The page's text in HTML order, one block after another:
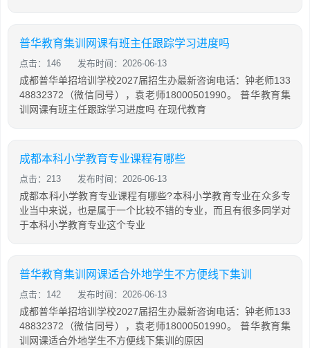
普华教育集训网课有班主任跟踪学习进度吗
点击：146 发布时间：2026-06-13
成都普华单招培训学校2027届招生办最新咨询电话：钟老师133
48832372（微信同号），袁老师18000501990。 普华教育集
训网课有班主任跟踪学习进度吗 在现代教育
成都本科小学教育专业课程有哪些
点击：213 发布时间：2026-06-13
成都本科小学教育专业课程有哪些?本科小学教育专业在众多专
业当中来说，也是属于一个比较不错的专业，而且有很多同学对
于本科小学教育专业这个专业
普华教育集训网课适合外地学生不方便线下集训
点击：142 发布时间：2026-06-13
成都普华单招培训学校2027届招生办最新咨询电话：钟老师133
48832372（微信同号），袁老师18000501990。 普华教育集
训网课适合外地学生不方便线下集训的原因